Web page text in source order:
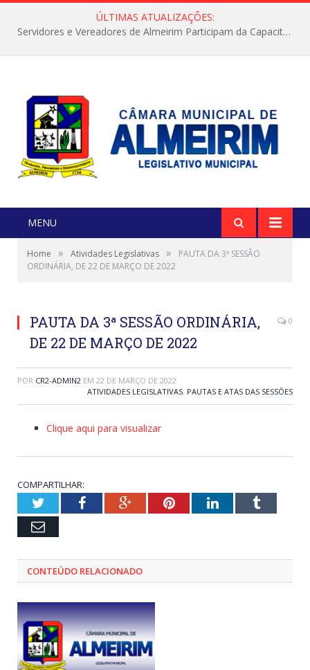
ÚLTIMAS ATUALIZAÇÕES:
Servidores e Vereadores de Almeirim Participam da Capacitação “Orientar é a Nossa Missão”
MENU
Home » Atividades Legislativas »
PAUTA DA 3ª SESSÃO
ORDINÁRIA, DE 22 DE MARÇO DE 2022
PAUTA DA 3ª SESSÃO ORDINÁRIA,
DE 22 DE MARÇO DE 2022
0
POR CR2-ADMIN2 EM 22 DE MARÇO DE 2022
ATIVIDADES LEGISLATIVAS, PAUTAS E ATAS DAS SESSÕES
Clique aqui para visualizar
COMPARTILHAR:
TwitterFacebookGoogle+PinterestLinkedInTumblr
Email
CONTEÚDO RELACIONADO